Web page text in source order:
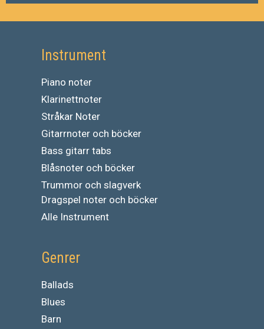
Instrument
Piano noter
Klarinettnoter
Stråkar Noter
Gitarrnoter och böcker
Bass gitarr tabs
Blåsnoter och böcker
Trummor och slagverk
Dragspel noter och böcker
Alle Instrument
Genrer
Ballads
Blues
Barn